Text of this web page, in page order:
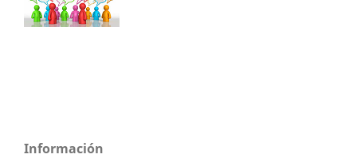
Información